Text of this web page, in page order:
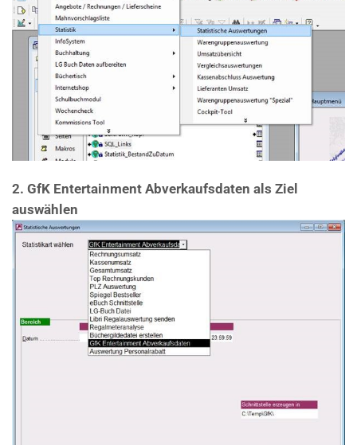
2. GfK Entertainment Abverkaufsdaten als Ziel
auswählen